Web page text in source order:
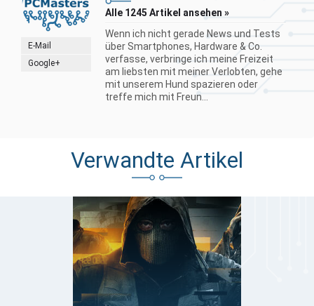
E-Mail
Google+
Alle 1245 Artikel ansehen »
Wenn ich nicht gerade News und Tests
über Smartphones, Hardware & Co.
verfasse, verbringe ich meine Freizeit
am liebsten mit meiner Verlobten, gehe
mit unserem Hund spazieren oder
treffe mich mit Freun...
Verwandte Artikel